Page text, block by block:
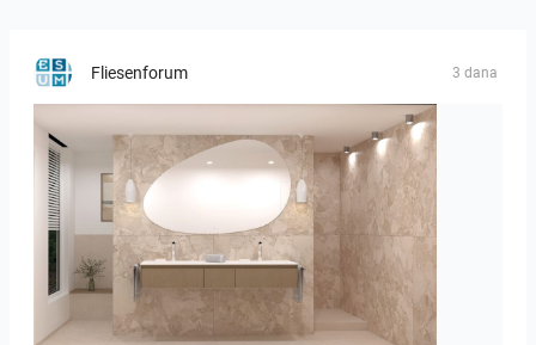
Fliesenforum 3 dana